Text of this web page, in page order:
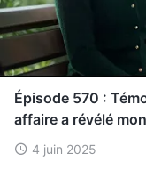
Épisode 570 :
affaire a révélé
4 juin 2025